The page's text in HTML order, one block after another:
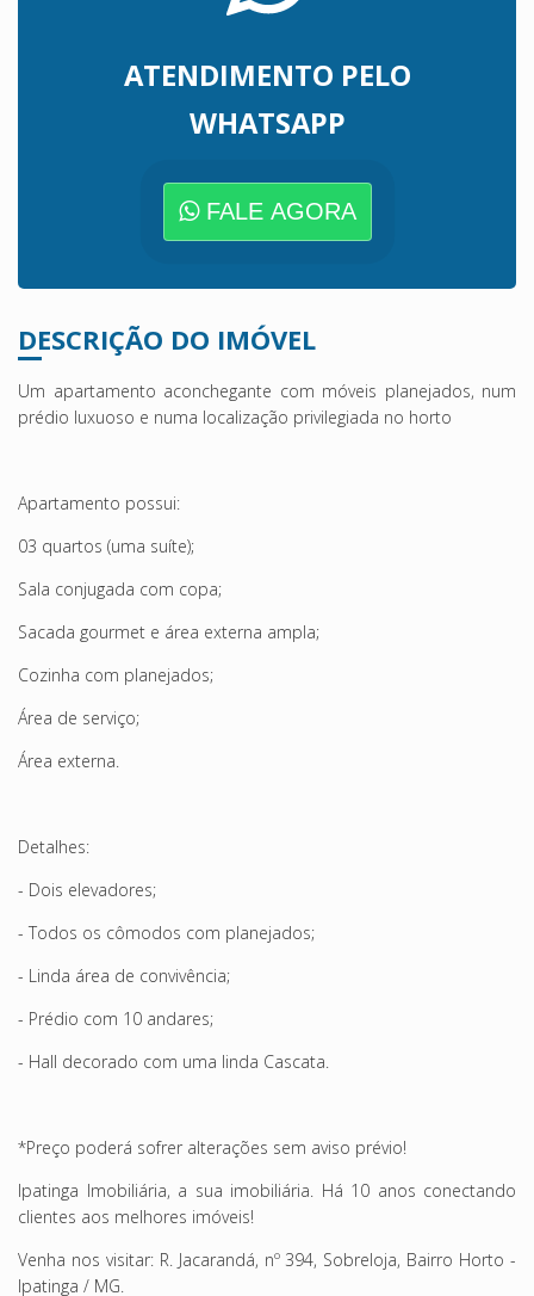
ATENDIMENTO PELO
WHATSAPP
FALE AGORA
DESCRIÇÃO DO IMÓVEL
Um apartamento aconchegante com móveis planejados, num
prédio luxuoso e numa localização privilegiada no horto
Apartamento possui:
03 quartos (uma suíte);
Sala conjugada com copa;
Sacada gourmet e área externa ampla;
Cozinha com planejados;
Área de serviço;
Área externa.
Detalhes:
- Dois elevadores;
- Todos os cômodos com planejados;
- Linda área de convivência;
- Prédio com 10 andares;
- Hall decorado com uma linda Cascata.
*Preço poderá sofrer alterações sem aviso prévio!
Ipatinga Imobiliária, a sua imobiliária. Há 10 anos conectando
clientes aos melhores imóveis!
Venha nos visitar: R. Jacarandá, nº 394, Sobreloja, Bairro Horto -
Ipatinga / MG.